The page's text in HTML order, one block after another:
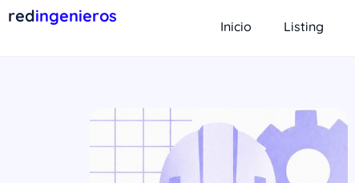
redingenieros
Inicio Listing